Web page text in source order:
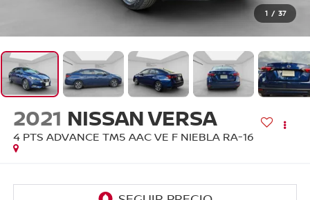
1 / 37
2021 NISSAN VERSA
4 PTS ADVANCE TM5 AAC VE F NIEBLA RA-16